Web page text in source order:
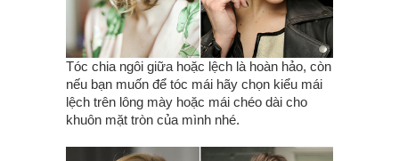
Tóc chia ngôi giữa hoặc lệch là hoàn hảo, còn
nếu bạn muốn để tóc mái hãy chọn kiểu mái
lệch trên lông mày hoặc mái chéo dài cho
khuôn mặt tròn của mình nhé.